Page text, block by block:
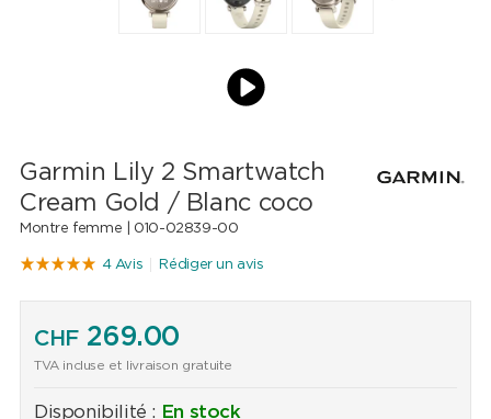
Garmin Lily 2 Smartwatch
Cream Gold / Blanc coco
Montre femme | 010-02839-00
4 Avis Rédiger un avis
CHF269.00
TVA incluse et livraison gratuite
Disponibilité : En stock